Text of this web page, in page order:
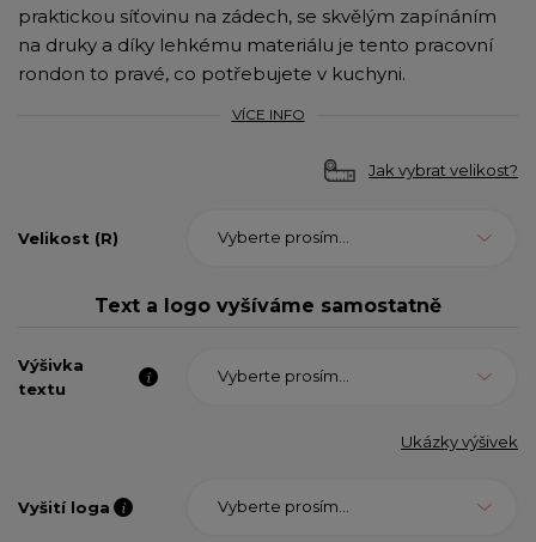
praktickou síťovinu na zádech, se skvělým zapínáním
na druky a díky lehkému materiálu je tento pracovní
rondon to pravé, co potřebujete v kuchyni.
VÍCE INFO
Jak vybrat velikost?
Velikost (R) Vyberte prosím...
Text a logo vyšíváme samostatně
Výšivka
textu
Vyberte prosím...
Ukázky výšivek
Vyšití loga Vyberte prosím...